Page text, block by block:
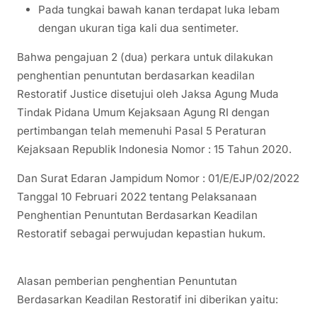
Pada tungkai bawah kanan terdapat luka lebam
dengan ukuran tiga kali dua sentimeter.
Bahwa pengajuan 2 (dua) perkara untuk dilakukan
penghentian penuntutan berdasarkan keadilan
Restoratif Justice disetujui oleh Jaksa Agung Muda
Tindak Pidana Umum Kejaksaan Agung RI dengan
pertimbangan telah memenuhi Pasal 5 Peraturan
Kejaksaan Republik Indonesia Nomor : 15 Tahun 2020.
Dan Surat Edaran Jampidum Nomor : 01/E/EJP/02/2022
Tanggal 10 Februari 2022 tentang Pelaksanaan
Penghentian Penuntutan Berdasarkan Keadilan
Restoratif sebagai perwujudan kepastian hukum.
Alasan pemberian penghentian Penuntutan
Berdasarkan Keadilan Restoratif ini diberikan yaitu: